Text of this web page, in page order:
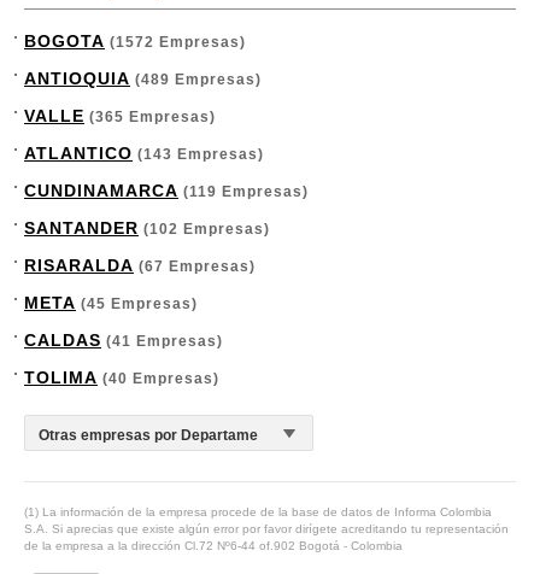
BOGOTA (1572 Empresas)
ANTIOQUIA (489 Empresas)
VALLE (365 Empresas)
ATLANTICO (143 Empresas)
CUNDINAMARCA (119 Empresas)
SANTANDER (102 Empresas)
RISARALDA (67 Empresas)
META (45 Empresas)
CALDAS (41 Empresas)
TOLIMA (40 Empresas)
(1) La información de la empresa procede de la base de datos de Informa Colombia
S.A. Si aprecias que existe algún error por favor dirígete acreditando tu representación
de la empresa a la dirección Cl.72 Nº6-44 of.902 Bogotá - Colombia